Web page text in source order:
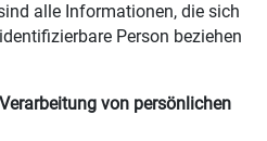
alle Informationen, die sich
Person beziehen
von persönlichen